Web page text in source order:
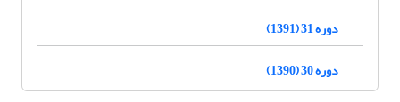
دوره 31 (1391)
دوره 30 (1390)